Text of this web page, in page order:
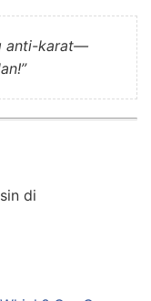
anti-karat—
di